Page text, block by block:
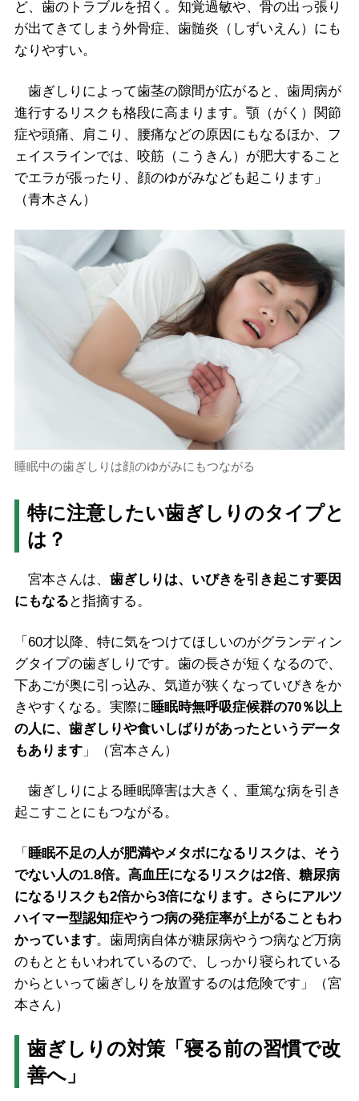
ど、歯のトラブルを招く。知覚過敏や、骨の出っ張り
が出てきてしまう外骨症、歯髄炎（しずいえん）にも
なりやすい。
歯ぎしりによって歯茎の隙間が広がると、歯周病が
進行するリスクも格段に高まります。顎（がく）関節
症や頭痛、肩こり、腰痛などの原因にもなるほか、フ
ェイスラインでは、咬筋（こうきん）が肥大すること
でエラが張ったり、顔のゆがみなども起こります」
（青木さん）
睡眠中の歯ぎしりは顔のゆがみにもつながる
特に注意したい歯ぎしりのタイプと
は？
宮本さんは、 歯ぎしりは、いびきを引き起こす要因
にもなる と指摘する。
「60才以降、特に気をつけてほしいのがグランディン
グタイプの歯ぎしりです。歯の長さが短くなるので、
下あごが奥に引っ込み、気道が狭くなっていびきをか
きやすくなる。実際に 睡眠時無呼吸症候群の70％以上
の人に、歯ぎしりや食いしばりがあったというデータ
もあります」（宮本さん）
歯ぎしりによる睡眠障害は大きく、重篤な病を引き
起こすことにもつながる。
「 睡眠不足の人が肥満やメタボになるリスクは、そう
でない人の1.8倍。高血圧になるリスクは2倍、糖尿病
になるリスクも2倍から3倍になります。さらにアルツ
ハイマー型認知症やうつ病の発症率が上がることもわ
かっています。歯周病自体が糖尿病やうつ病など万病
のもとともいわれているので、しっかり寝られている
からといって歯ぎしりを放置するのは危険です」（宮
本さん）
歯ぎしりの対策「寝る前の習慣で改
善へ」